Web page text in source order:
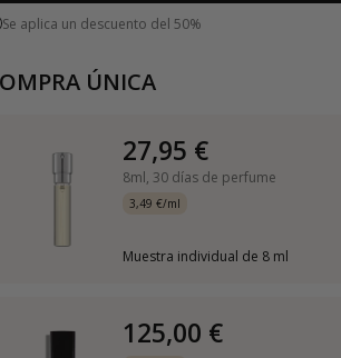
Se aplica un descuento del 50%
ÚNICA
27,95 €
8ml, 30 días de perfume
3,49 €/ml
Muestra individual de 8 ml
125,00 €